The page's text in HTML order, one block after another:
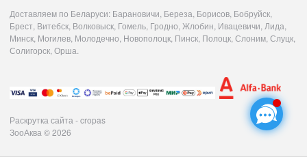
Доставляем по Беларуси: Барановичи, Береза, Борисов, Бобруйск,
Брест, Витебск, Волковыск, Гомель, Гродно, Жлобин, Ивацевичи, Лида,
Минск, Могилев, Молодечно, Новополоцк, Пинск, Полоцк, Слоним, Слуцк,
Солигорск, Орша.
Раскрутка сайта - cropas
ЗооАква © 2026